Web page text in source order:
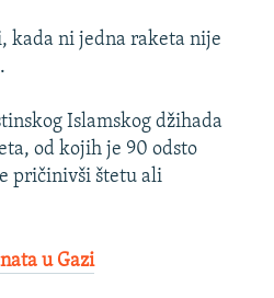
kada ni jedna raketa nije
Islamskog džihada
od kojih je 90 odsto
pričinivši štetu ali
u Gazi